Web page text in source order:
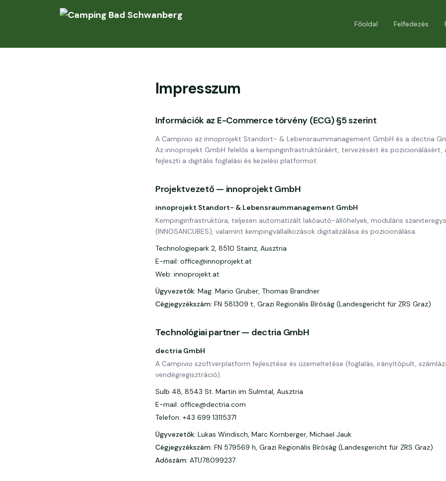
Főoldal Felfedezés
Impresszum
Információk az E-Commerce törvény (ECG) §5 szerint
A Campivio az innoprojekt Standort- & Lebensraummanagement GmbH és a dectria
Az innoprojekt GmbH felelős a kempinginfrastruktúráért, tervezésért és pozicionálásért,
fejleszti a digitális foglalási és kezelési platformot.
Projektvezető — innoprojekt GmbH
innoprojekt Standort- & Lebensraummanagement GmbH
Kempinginfrastruktúra, teljesen automatizált lakóautó-állóhelyek, moduláris
(INNOSANCUBES), valamint kempingvállalkozások digitalizálása és pozicionálása.
Technologiepark 2, 8510 Stainz, Ausztria
E-mail: office@innoprojekt.at
Web: innoprojekt.at
Ügyvezetők: Mag. Mario Gruber, Thomas Brandner
Cégjegyzékszám: FN 581309 t, Grazi Regionális Bíróság (Landesgericht für ZRS Graz)
Technológiai partner — dectria GmbH
dectria GmbH
A Campivio szoftverplatform fejlesztése és üzemeltetése (foglalás, irányítópult,
vendégregisztráció).
Sulb 48, 8543 St. Martin im Sulmtal, Ausztria
E-mail: office@dectria.com
Telefon: +43 699 13115371
Ügyvezetők: Lukas Windisch, Marc Kornberger, Michael Jauk
Cégjegyzékszám: FN 579569 h, Grazi Regionális Bíróság (Landesgericht für ZRS Graz)
Adószám: ATU78099237